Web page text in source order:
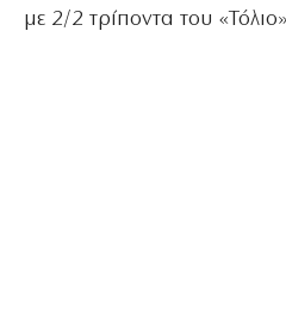
με 2/2 τρίποντα του